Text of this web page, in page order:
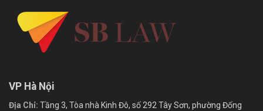
VP Hà Nội
Địa Chỉ: Tầng 3, Tòa nhà Kinh Đô, số 292 Tây Sơn, phường Đống